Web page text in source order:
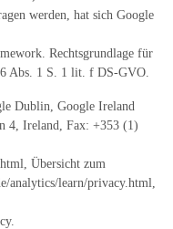
werden, hat sich Google
Rechtsgrundlage für
Abs. 1 S. 1 lit. f DS-GVO.
Dublin, Google Ireland
4, Ireland, Fax: +353 (1)
Übersicht zum
analytics/learn/privacy.html,